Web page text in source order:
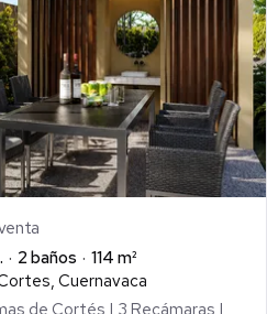
2 baños
114 m²
Cuernavaca